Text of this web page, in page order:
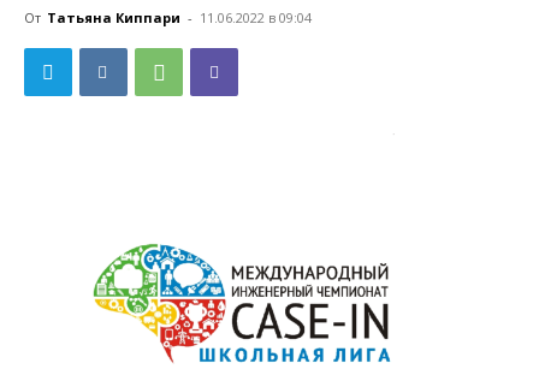
От Татьяна Киппари - 11.06.2022 в 09:04